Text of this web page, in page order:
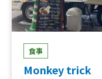
食事
Monkey trick